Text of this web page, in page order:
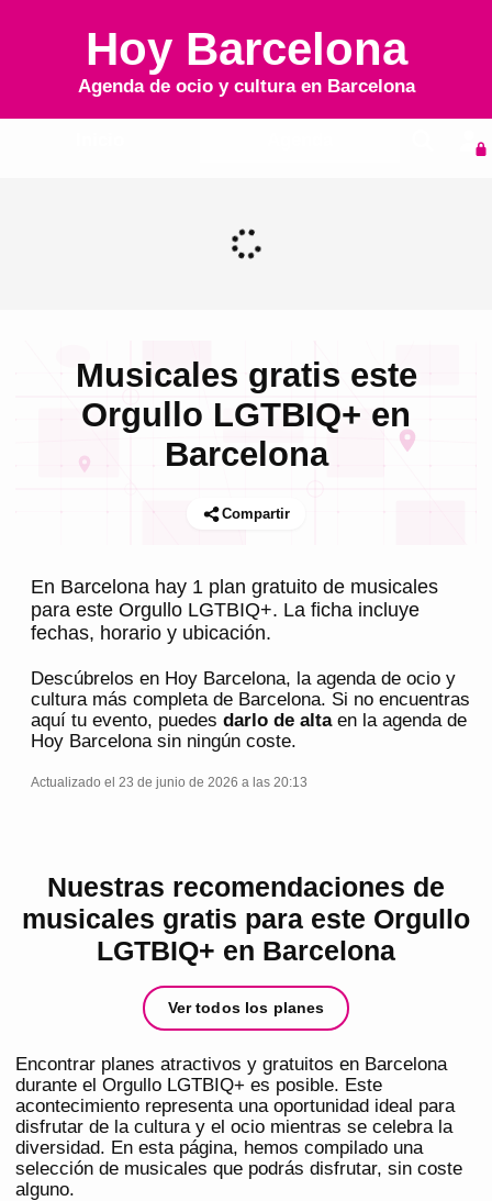
Hoy Barcelona
Agenda de ocio y cultura en Barcelona
Musicales gratis este
Orgullo LGTBIQ+ en
Barcelona
Compartir
En Barcelona hay 1 plan gratuito de musicales
para este Orgullo LGTBIQ+. La ficha incluye
fechas, horario y ubicación.
Descúbrelos en Hoy Barcelona, la agenda de ocio y
cultura más completa de Barcelona. Si no encuentras
aquí tu evento, puedes darlo de altaen la agenda de
Hoy Barcelonasin ningún coste.
Actualizado el 23 de junio de 2026 a las 20:13
Nuestras recomendaciones de
musicales gratis para este Orgullo
LGTBIQ+ en Barcelona
Ver todos los planes
Encontrar planes atractivos y gratuitos en Barcelona
durante el Orgullo LGTBIQ+ es posible. Este
acontecimiento representa una oportunidad ideal para
disfrutar de la cultura y el ocio mientras se celebra la
diversidad. En esta página, hemos compilado una
selección de musicales que podrás disfrutar, sin coste
alguno.